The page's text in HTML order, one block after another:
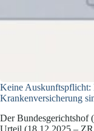
Keine Auskunftspflicht:
Krankenversicherung
Der Bundesgerichtshof
Urteil (18.12.2025 –